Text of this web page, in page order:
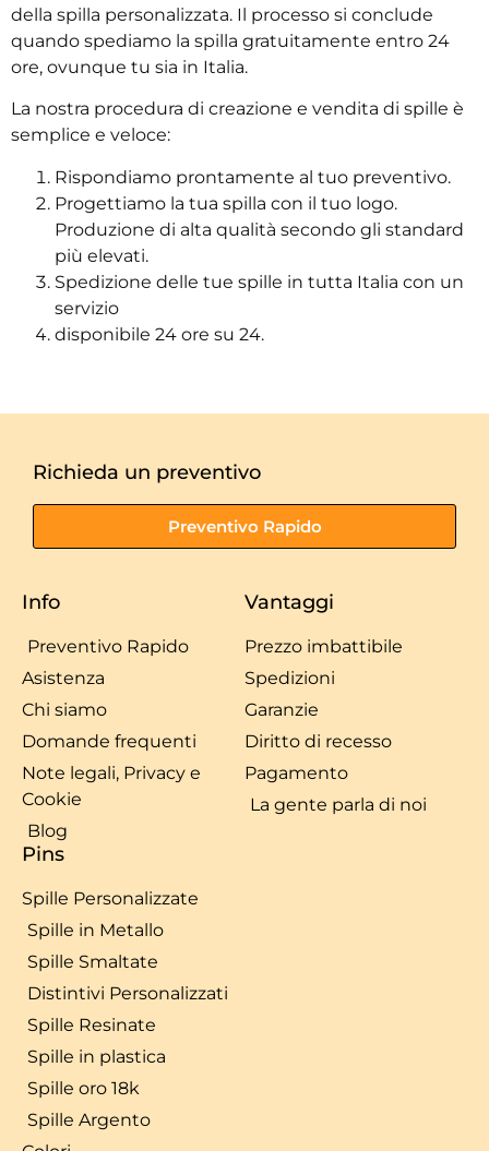
della spilla personalizzata. Il processo si conclude
quando spediamo la spilla gratuitamente entro 24
ore, ovunque tu sia in Italia.
La nostra procedura di creazione e vendita di spille è
semplice e veloce:
Rispondiamo prontamente al tuo preventivo.
Progettiamo la tua spilla con il tuo logo.
Produzione di alta qualità secondo gli standard
più elevati.
Spedizione delle tue spille in tutta Italia con un
servizio
disponibile 24 ore su 24.
Richieda un preventivo
Preventivo Rapido
Info
Preventivo Rapido
Asistenza
Chi siamo
Domande frequenti
Note legali, Privacy e
Cookie
Blog
Vantaggi
Prezzo imbattibile
Spedizioni
Garanzie
Diritto di recesso
Pagamento
La gente parla di noi
Pins
Spille Personalizzate
Spille in Metallo
Spille Smaltate
Distintivi Personalizzati
Spille Resinate
Spille in plastica
Spille oro 18k
Spille Argento